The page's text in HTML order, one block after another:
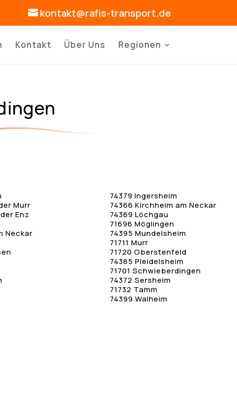
kontakt@rafis-transport.de
Kontakt Über Uns Regionen
Murr
Enz
Neckar
74379 Ingersheim
74366 Kirchheim am Neckar
74369 Löchgau
71696 Möglingen
74395 Mundelsheim
71711 Murr
71720 Oberstenfeld
74385 Pleidelsheim
71701 Schwieberdingen
74372 Sersheim
71732 Tamm
74399 Walheim